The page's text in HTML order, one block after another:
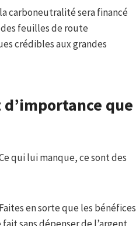
carboneutralité sera financé
feuilles de route
crédibles aux grandes
que
qui lui manque, ce sont des
en sorte que les bénéfices